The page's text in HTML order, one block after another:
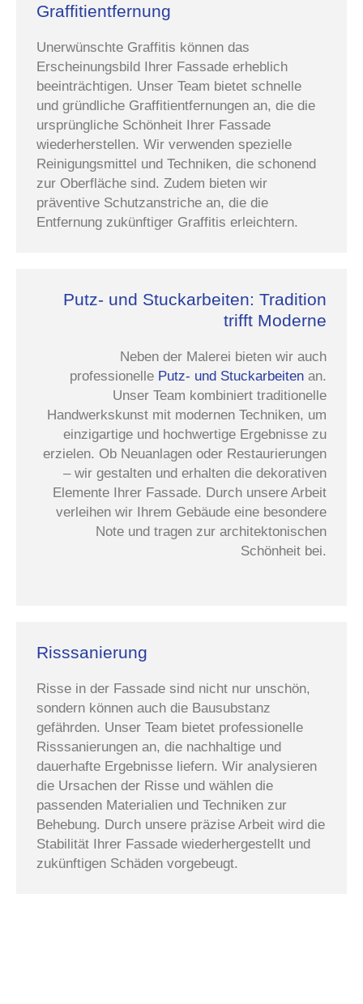
Graffitientfernung
Unerwünschte Graffitis können das
Erscheinungsbild Ihrer Fassade erheblich
beeinträchtigen. Unser Team bietet schnelle
und gründliche Graffitientfernungen an, die die
ursprüngliche Schönheit Ihrer Fassade
wiederherstellen. Wir verwenden spezielle
Reinigungsmittel und Techniken, die schonend
zur Oberfläche sind. Zudem bieten wir
präventive Schutzanstriche an, die die
Entfernung zukünftiger Graffitis erleichtern.
Putz- und Stuckarbeiten: Tradition
trifft Moderne
Neben der Malerei bieten wir auch
professionelle Putz- und Stuckarbeiten an.
Unser Team kombiniert traditionelle
Handwerkskunst mit modernen Techniken, um
einzigartige und hochwertige Ergebnisse zu
erzielen. Ob Neuanlagen oder Restaurierungen
– wir gestalten und erhalten die dekorativen
Elemente Ihrer Fassade. Durch unsere Arbeit
verleihen wir Ihrem Gebäude eine besondere
Note und tragen zur architektonischen
Schönheit bei.
Risssanierung
Risse in der Fassade sind nicht nur unschön,
sondern können auch die Bausubstanz
gefährden. Unser Team bietet professionelle
Risssanierungen an, die nachhaltige und
dauerhafte Ergebnisse liefern. Wir analysieren
die Ursachen der Risse und wählen die
passenden Materialien und Techniken zur
Behebung. Durch unsere präzise Arbeit wird die
Stabilität Ihrer Fassade wiederhergestellt und
zukünftigen Schäden vorgebeugt.